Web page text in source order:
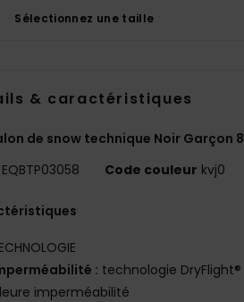
Sélectionnez une taille
& caractéristiques
de snow technique Noir Garçon
EQBTP03058 Code couleur kvj0
: technologie DryFlight®
imperméabilité